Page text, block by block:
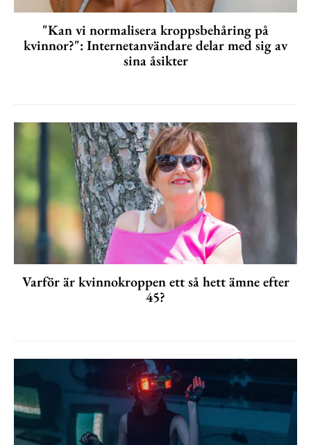
"Kan vi normalisera kroppsbehåring på
kvinnor?": Internetanvändare delar med sig av
sina åsikter
Varför är kvinnokroppen ett så hett ämne efter
45?